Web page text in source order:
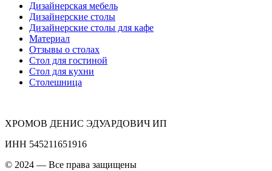
Дизайнерская мебель
Дизайнерские столы
Дизайнерские столы для кафе
Материал
Отзывы о столах
Стол для гостиной
Стол для кухни
Столешница
ХРОМОВ ДЕНИС ЭДУАРДОВИЧ ИП
ИНН 545211651916
© 2024 — Все права защищены